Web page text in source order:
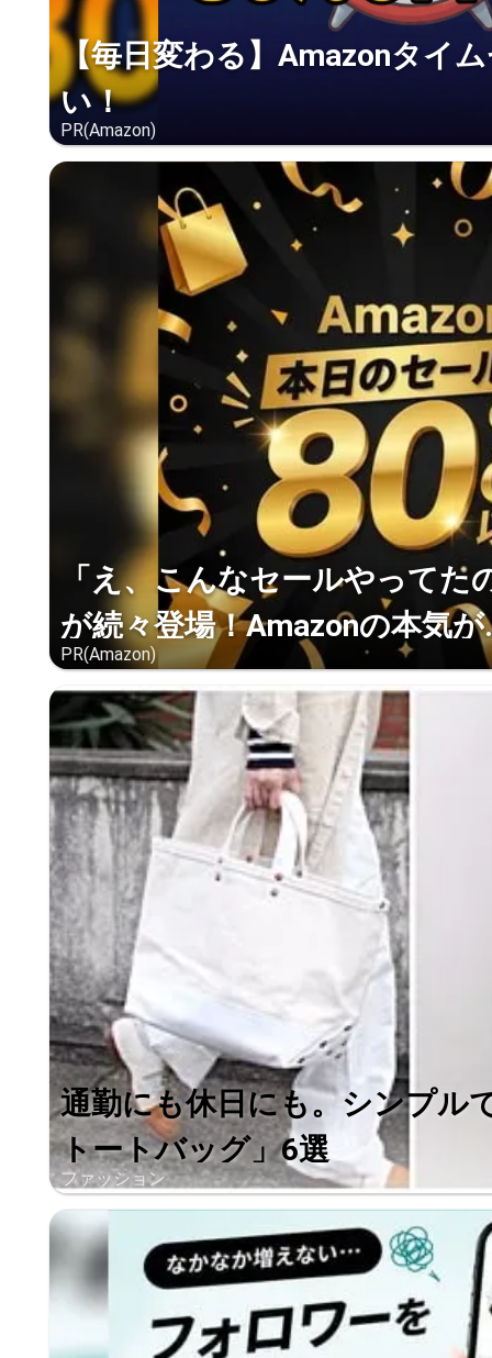
【毎日変わる】Amazonタイ
い！
PR(Amazon)
「え、こんなセールやってた
が続々登場！Amazonの本気が
PR(Amazon)
通勤にも休日にも。シンプル
トートバッグ」6選
ファッション